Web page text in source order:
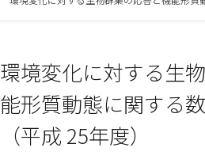
環境変化に対する生
能形質動態に関する
（平成 25年度）